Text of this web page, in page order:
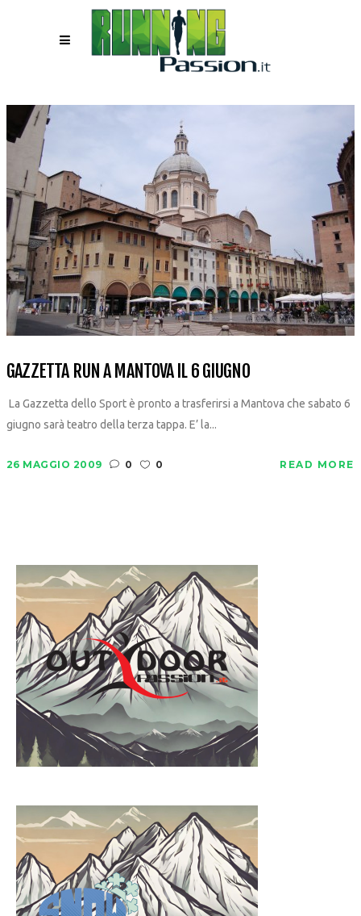
GAZZETTA RUN A MANTOVA IL 6 GIUGNO
La Gazzetta dello Sport è pronto a trasferirsi a Mantova che sabato 6
giugno sarà teatro della terza tappa. E’ la...
26 MAGGIO 2009 0 0 READ MORE